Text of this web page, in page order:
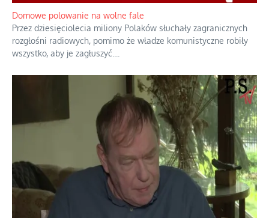
Domowe polowanie na wolne fale
Przez dziesięciolecia miliony Polaków słuchały zagranicznych
rozgłośni radiowych, pomimo że władze komunistyczne robiły
wszystko, aby je zagłuszyć.